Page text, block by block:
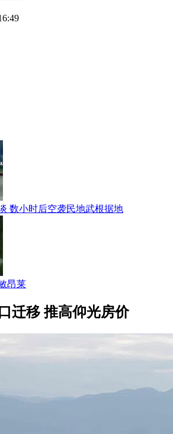
数小时后空袭民地武根据地
昂莱
迁移 推高仰光房价